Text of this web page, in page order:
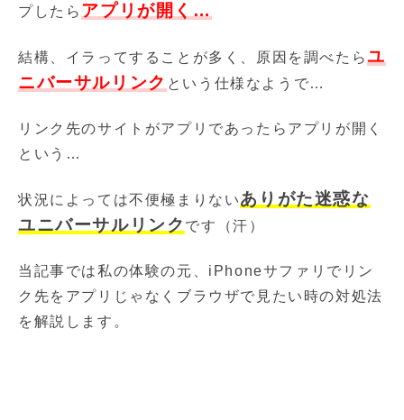
プしたら アプリが開く…
結構、イラってすることが多く、原因を調べたらユ
ニバーサルリンク という仕様なようで…
リンク先のサイトがアプリであったらアプリが開く
という…
状況によっては不便極まりないありがた迷惑な
ユニバーサルリンク です（汗）
当記事では私の体験の元、iPhoneサファリでリン
ク先をアプリじゃなくブラウザで見たい時の対処法
を解説します。